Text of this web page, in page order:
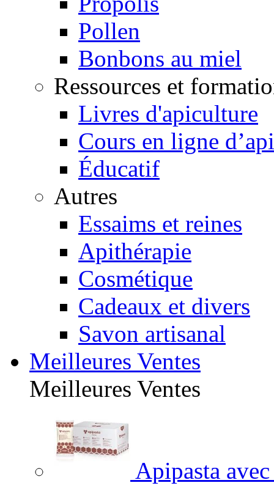
Pollen
Bonbons au miel
Ressources et
Livres d'apiculture
Cours en ligne
Éducatif
Autres
Essaims et reines
Apithérapie
Cosmétique
Cadeaux et divers
Savon artisanal
Meilleures Ventes
Meilleures Ventes
Apipasta